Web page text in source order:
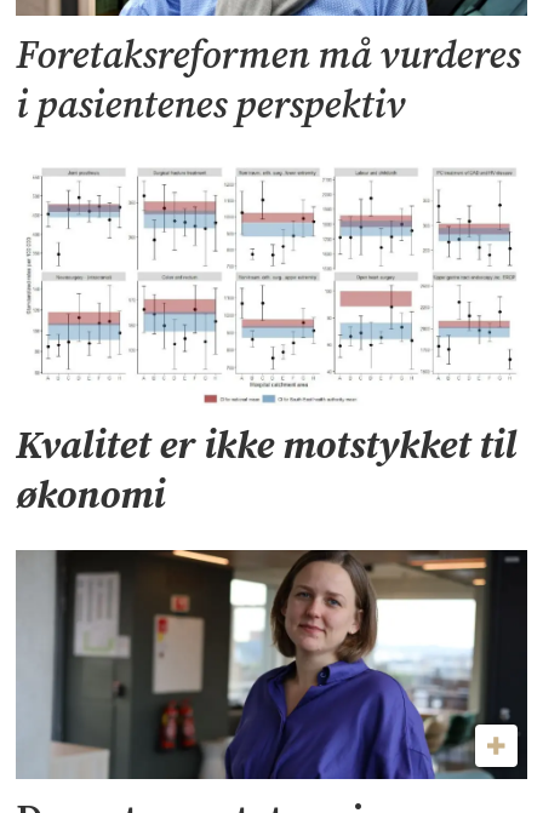
Foretaksreformen må vurderes
i pasientenes perspektiv
Kvalitet er ikke motstykket til
økonomi